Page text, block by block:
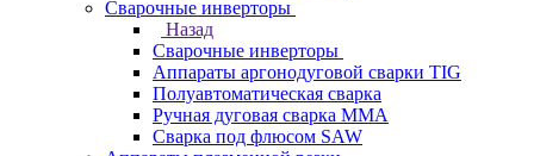
Сварочные инверторы
Назад
Сварочные инверторы
Аппараты аргонодуговой сварки TIG
Полуавтоматическая сварка
Ручная дуговая сварка MMA
Сварка под флюсом SAW